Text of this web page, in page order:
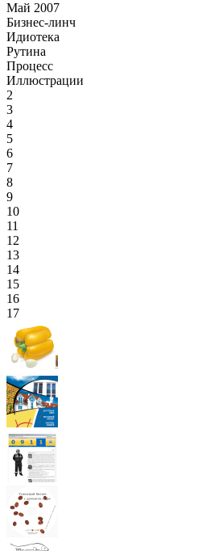
Май 2007
Бизнес-линч
Идиотека
Рутина
Процесс
Иллюстрации
2
3
4
5
6
7
8
9
10
11
12
13
14
15
16
17